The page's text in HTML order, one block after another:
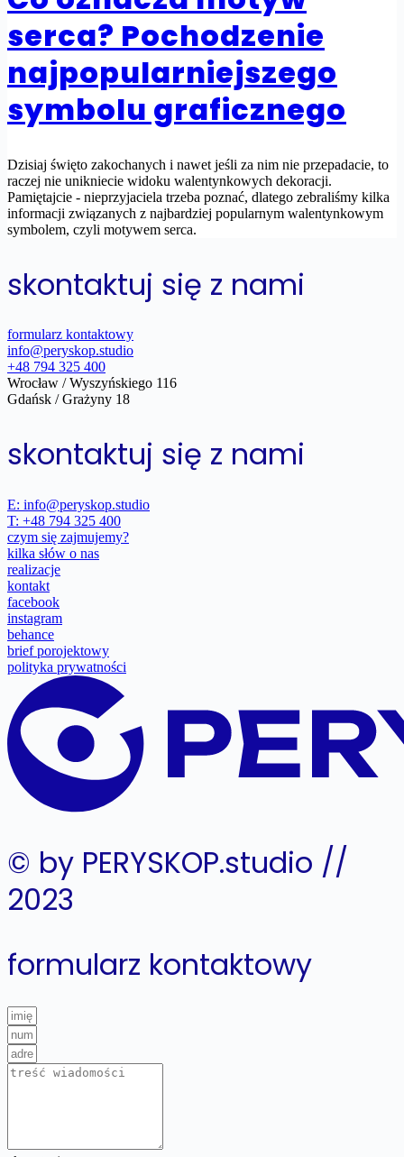
serca? Pochodzenie
najpopularniejszego
symbolu graficznego
Dzisiaj święto zakochanych i nawet jeśli za nim nie przepadacie, to
raczej nie unikniecie widoku walentynkowych dekoracji.
Pamiętajcie - nieprzyjaciela trzeba poznać, dlatego zebraliśmy kilka
informacji związanych z najbardziej popularnym walentynkowym
symbolem, czyli motywem serca.
skontaktuj się z nami
formularz kontaktowy
info@peryskop.studio
+48 794 325 400
Wrocław / Wyszyńskiego 116
Gdańsk / Grażyny 18
skontaktuj się z nami
E: info@peryskop.studio
T: +48 794 325 400
czym się zajmujemy?
kilka słów o nas
realizacje
kontakt
facebook
instagram
behance
brief porojektowy
polityka prywatności
© by PERYSKOP.studio //
2023
formularz kontaktowy